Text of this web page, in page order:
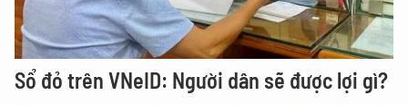
Sổ đỏ trên VNeID: Người dân sẽ được lợi gì?